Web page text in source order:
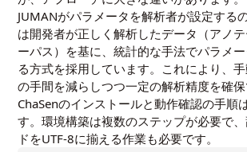
JUMANがパラメータを解析者が設定する
は開発者が正しく解析したデータ（アノ
ーパス）を基に、統計的な手法でパラメ
る方式を採用しています。これにより、
の手間を減らしつつ一定の解析精度を確保
ChaSenのインストールと動作確認の手順
す。環境構築は複数のステップが必要で
ドをUTF-8に揃える作業も必要です。